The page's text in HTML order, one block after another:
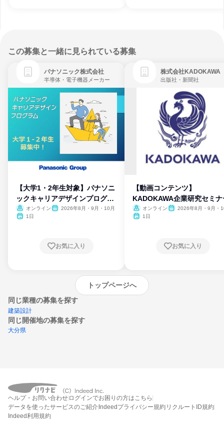
この募集と一緒に見られている募集
パナソニック株式会社
半導体・電子機器メーカー
【大学1・2年生対象】パナソニ
ックキャリアデザインプログラ
ム
オンライン
2026年8月・9月・10月
1日
お気に入り
株式会社KADOKAWA
出版社・新聞社
【動画コンテンツ】
KADOKAWA企業研究セミナ
オンライン
2026年8月・9月・
1日
お気に入り
トップページへ
同じ業種の募集を探す
建築設計
同じ開催地の募集を探す
大分県
エントリーするとプログラムの詳細案内を
受け取れるようになります
ヘルプ・お問い合わせ ログインでお困りの方はこちら
データを使ったサービスのご紹介 Indeedプライバシー規約 リクルートID規約
Indeed利用規約